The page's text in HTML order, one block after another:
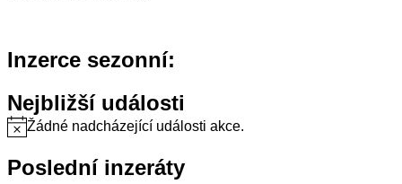
Inzerce sezonní:
Nejbližší události
NoticeŽádné nadcházející události akce.
Poslední inzeráty